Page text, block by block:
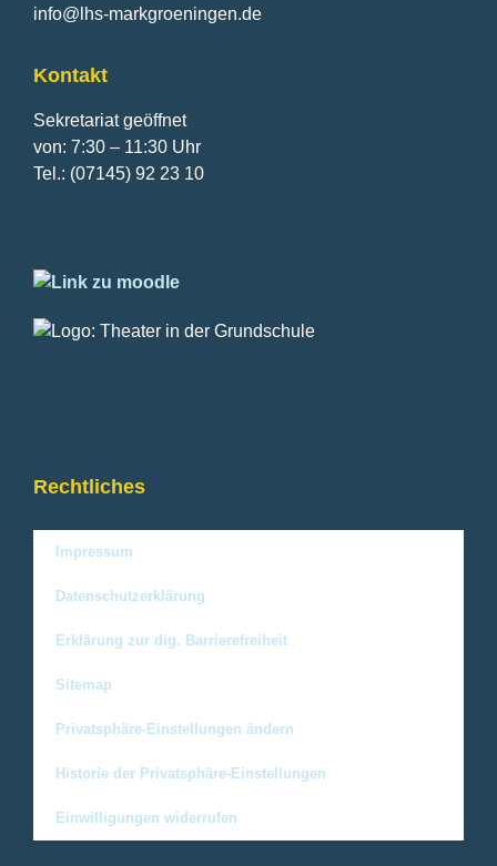
info@lhs-markgroeningen.de
Kontakt
Sekretariat geöffnet
von: 7:30 – 11:30 Uhr
Tel.: (07145) 92 23 10
Rechtliches
Impressum
Datenschutzerklärung
Erklärung zur dig. Barrierefreiheit
Sitemap
Privatsphäre-Einstellungen ändern
Historie der Privatsphäre-Einstellungen
Einwilligungen widerrufen